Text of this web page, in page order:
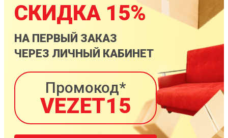
СКИДКА 15%
НА ПЕРВЫЙ ЗАКАЗ
ЧЕРЕЗ ЛИЧНЫЙ КАБИНЕТ
Промокод*
VEZET15